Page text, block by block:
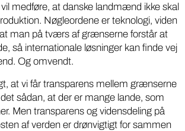
medføre, at danske landmænd ikke skal
Nøgleordene er teknologi, viden
man på tværs af grænserne forstår at
så internationale løsninger kan finde vej
Og omvendt.
at vi får transparens mellem grænserne
sådan, at der er mange lande, som
Men transparens og vidensdeling på
af verden er drønvigtigt for sammen